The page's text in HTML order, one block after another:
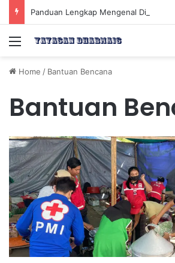
Menu
Home / Bantuan Bencana
Bantuan